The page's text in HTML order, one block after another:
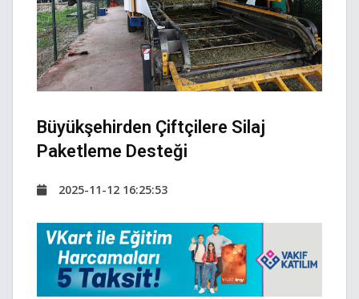
Büyükşehirden Çiftçilere Silaj
Paketleme Desteği
2025-11-12 16:25:53